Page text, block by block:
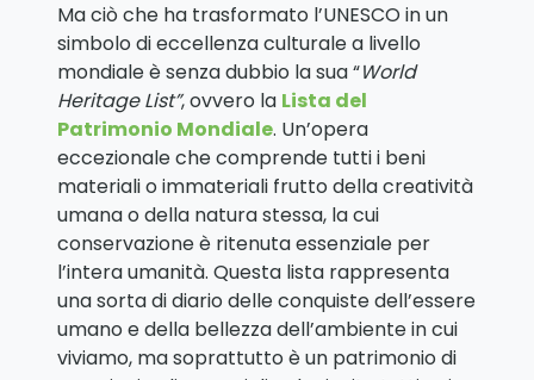
Ma ciò che ha trasformato l’UNESCO in un
simbolo di eccellenza culturale a livello
mondiale è senza dubbio la sua “World
Heritage List”, ovvero la Lista del
Patrimonio Mondiale. Un’opera
eccezionale che comprende tutti i beni
materiali o immateriali frutto della creatività
umana o della natura stessa, la cui
conservazione è ritenuta essenziale per
l’intera umanità. Questa lista rappresenta
una sorta di diario delle conquiste dell’essere
umano e della bellezza dell’ambiente in cui
viviamo, ma soprattutto è un patrimonio di